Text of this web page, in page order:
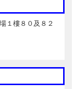
１樓８０及８２